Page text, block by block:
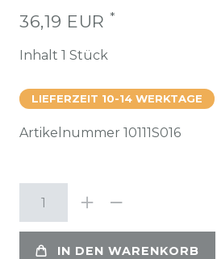
36,19 EUR *
Inhalt 1 Stück
LIEFERZEIT 10-14 WERKTAGE
Artikelnummer 10111S016
IN DEN WARENKORB